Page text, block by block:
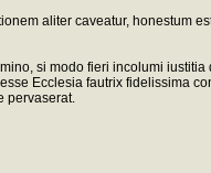
aliter caveatur, honestum
si modo fieri incolumi
Ecclesia fautrix fidelissima
pervaserat.